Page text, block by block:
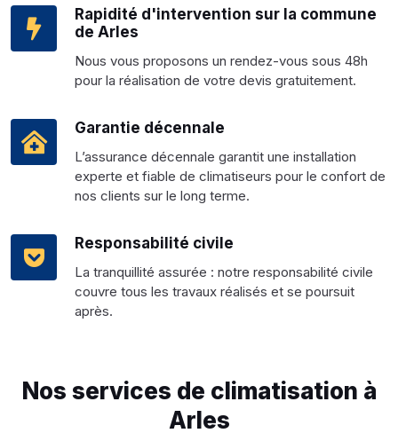
Rapidité d'intervention sur la commune
de Arles
Nous vous proposons un rendez-vous sous 48h
pour la réalisation de votre devis gratuitement.
Garantie décennale
L’assurance décennale garantit une installation
experte et fiable de climatiseurs pour le confort de
nos clients sur le long terme.
Responsabilité civile
La tranquillité assurée : notre responsabilité civile
couvre tous les travaux réalisés et se poursuit
après.
Nos services de climatisation à
Arles